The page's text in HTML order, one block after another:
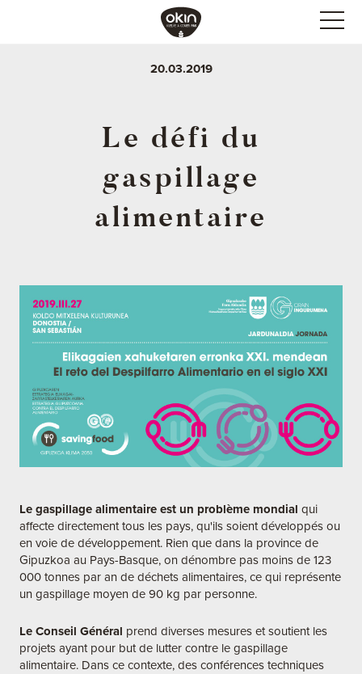
20.03.2019
Le défi du
gaspillage
alimentaire
Le gaspillage alimentaire est un problème mondial qui
affecte directement tous les pays, qu'ils soient développés ou
en voie de développement. Rien que dans la province de
Gipuzkoa au Pays-Basque, on dénombre pas moins de 123
000 tonnes par an de déchets alimentaires, ce qui représente
un gaspillage moyen de 90 kg par personne.
Le Conseil Général prend diverses mesures et soutient les
projets ayant pour but de lutter contre le gaspillage
alimentaire. Dans ce contexte, des conférences techniques